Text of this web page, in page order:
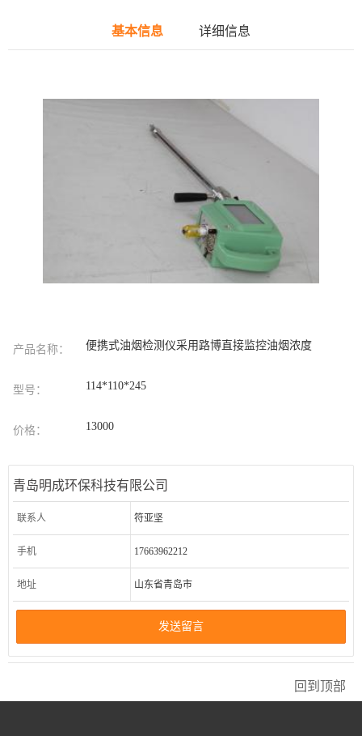
基本信息 详细信息
产品名称： 便携式油烟检测仪采用路博直接监控油烟浓度
型号： 114*110*245
价格： 13000
青岛明成环保科技有限公司
联系人 符亚坚
手机 17663962212
地址 山东省青岛市
发送留言
回到顶部